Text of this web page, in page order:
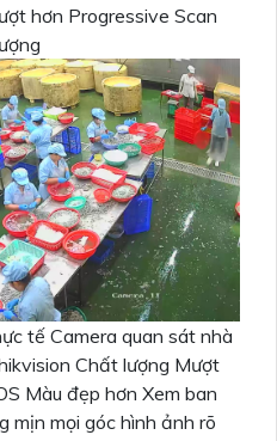
hơn Progressive Scan
tế Camera quan sát nhà
Chất lượng Mượt
Màu đẹp hơn Xem ban
mịn mọi góc hình ảnh rõ